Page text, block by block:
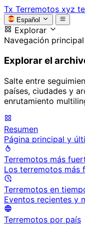
Tx Terremotos xyz
Español
Explorar
Navegación principal
Explorar el
Salte entre
países, ciudades y
enrutamiento
Resumen
Página principal y
Terremotos más
Los terremotos más
Terremotos en
Eventos recientes y
Terremotos por país